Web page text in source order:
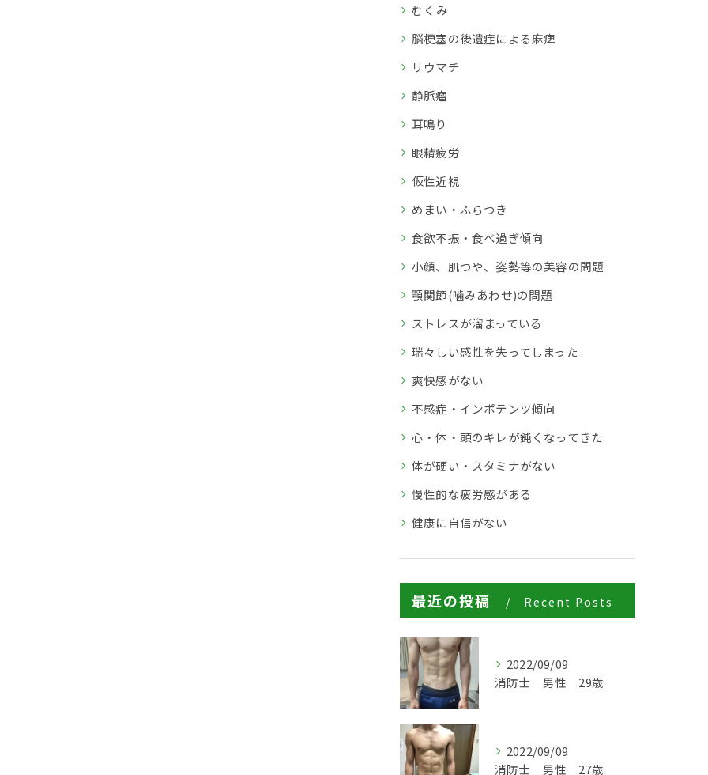
むくみ
脳梗塞の後遺症による麻痺
リウマチ
静脈瘤
耳鳴り
眼精疲労
仮性近視
めまい・ふらつき
食欲不振・食べ過ぎ傾向
小顔、肌つや、姿勢等の美容の問題
顎関節(噛みあわせ)の問題
ストレスが溜まっている
瑞々しい感性を失ってしまった
爽快感がない
不感症・インポテンツ傾向
心・体・頭のキレが鈍くなってきた
体が硬い・スタミナがない
慢性的な疲労感がある
健康に自信がない
最近の投稿 Recent Posts
2022/09/09
消防士 男性 29歳
2022/09/09
消防士 男性 27歳